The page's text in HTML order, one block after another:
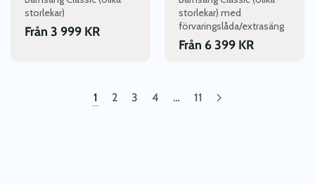
storlekar)
Från 3 999 KR
produktsidan
storlekar) med
förvaringslåda/extrasäng
Från 6 399 KR
produktsidan
1 2 3 4 … 11